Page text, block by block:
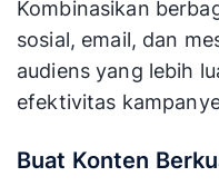
Kombinasikan
sosial, email, dan
audiens yang lebih
efektivitas
Buat Konten